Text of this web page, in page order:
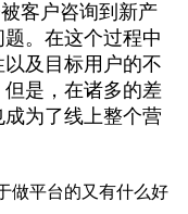
客户咨询到新产
。在这个过程中
及目标用户的不
是，在诸多的差
为了线上整个营
做平台的又有什么好